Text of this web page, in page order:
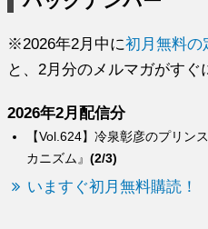
※2026年2月中に初月無料の
と、2月分のメルマガがすぐ
2026年2月配信分
【Vol.624】冷泉彰彦のプリ
カニズム』(2/3)
いますぐ初月無料購読！